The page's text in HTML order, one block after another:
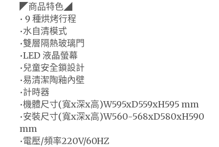
◤商品特色◢
• 9 種烘烤行程
•水自清模式
•雙層隔熱玻璃門
•LED 液晶螢幕
•兒童安全鎖設計
•易清潔陶釉內壁
•計時器
•機體尺寸(寬x深x高)W595xD559xH595 mm
•安裝尺寸(寬x深x高)W560-568xD580xH590
mm
•電壓/頻率220V/60HZ